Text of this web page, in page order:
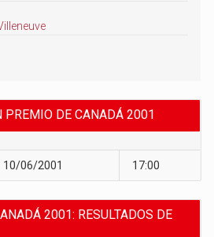
PREMIO DE CANADÁ 2001
10/06/2001 17:00
2001: RESULTADOS DE